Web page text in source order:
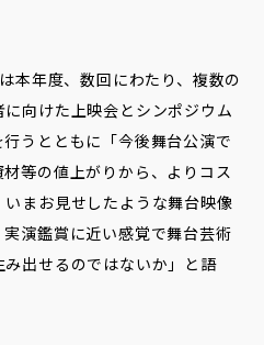
本年度、数回にわたり、複数の
向けた上映会とシンポジウム
うとともに「今後舞台公演で
等の値上がりから、よりコス
まお見せしたような舞台映像
演鑑賞に近い感覚で舞台芸術
出せるのではないか」と語